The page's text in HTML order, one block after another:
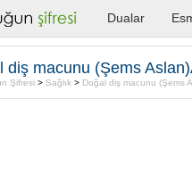
Dualar
Şifresi > Sağlık > Doğal diş macunu (Şems